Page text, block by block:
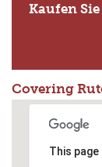
Kaufen
Covering
This